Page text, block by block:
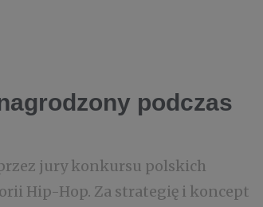
podczas
jury konkursu polskich
Hip-Hop. Za strategię i koncept